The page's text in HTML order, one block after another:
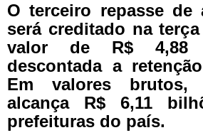
O terceiro repasse de
será creditado na
valor de R$ 4,88
descontada a
Em valores brutos,
alcança R$ 6,11
prefeituras do país.